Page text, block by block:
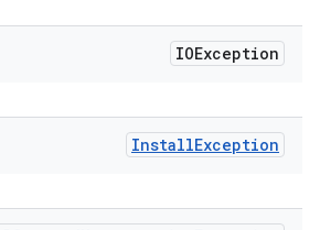
IOException
InstallException